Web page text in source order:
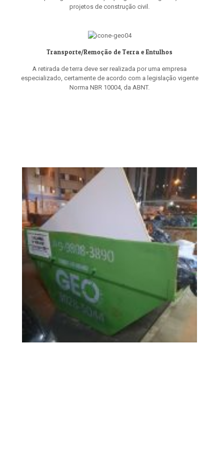
projetos de construção civil.
Transporte/Remoção de Terra e Entulhos
A retirada de terra deve ser realizada por uma empresa
especializado, certamente de acordo com a legislação vigente
Norma NBR 10004, da ABNT.